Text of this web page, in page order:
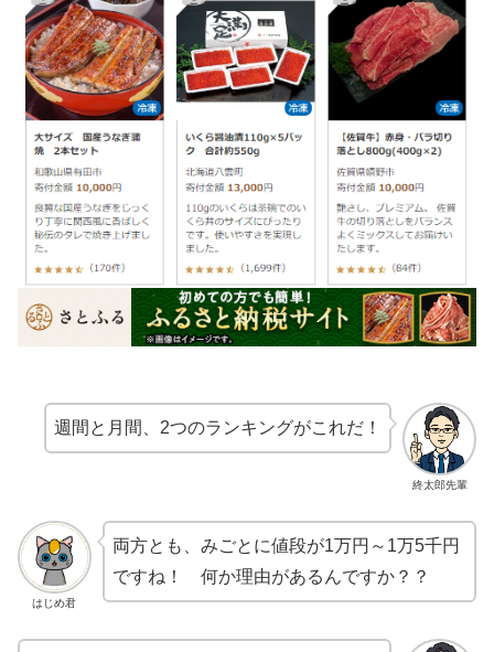
終太郎先輩
週間と月間、2つのランキングがこれだ！
はじめ君
両方とも、みごとに値段が1万円～1万5千円
ですね！ 何か理由があるんですか？？